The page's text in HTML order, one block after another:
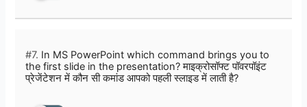
#7. In MS PowerPoint which command brings you to
the first slide in the presentation? माइक्रोसॉफ्ट पॉवरपॉइंट
प्रेजेंटेशन में कौन सी कमांड आपको पहली स्लाइड में लाती है?